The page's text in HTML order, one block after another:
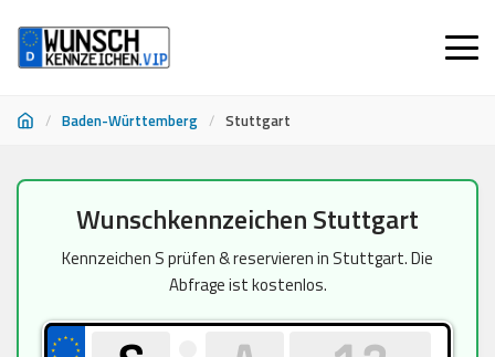
/ Baden-Württemberg / Stuttgart
springen
Wunschkennzeichen Stuttgart
Kennzeichen S prüfen & reservieren in Stuttgart. Die
Abfrage ist kostenlos.